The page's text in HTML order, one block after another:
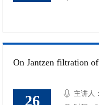
On Jantzen filtration
26
主讲人